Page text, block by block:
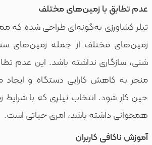
با زمین‌های مختلف
به‌گونه‌ای طراحی شده که ممکن است با
از جمله زمین‌های سنگی، نرم یا
نداشته باشد. این عدم تطابق می‌تواند
کارایی دستگاه و ایجاد مشکلاتی در
انتخاب تیلری که با شرایط زمینی خاص
باشد، امری حیاتی است.
کاربران